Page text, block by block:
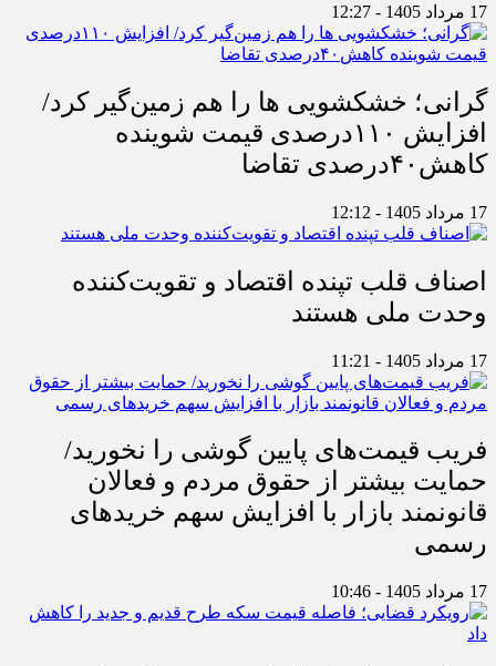
17 مرداد 1405 - 12:27
گرانی؛ خشکشویی‌ ها را هم زمین‌گیر کرد/
افزایش ۱۱۰درصدی قیمت شوینده
کاهش۴۰درصدی تقاضا
17 مرداد 1405 - 12:12
اصناف قلب تپنده اقتصاد و تقویت‌کننده
وحدت ملی هستند
17 مرداد 1405 - 11:21
فریب قیمت‌های پایین گوشی را نخورید/
حمایت بیشتر از حقوق مردم و فعالان
قانونمند بازار با افزایش سهم خریدهای
رسمی
17 مرداد 1405 - 10:46